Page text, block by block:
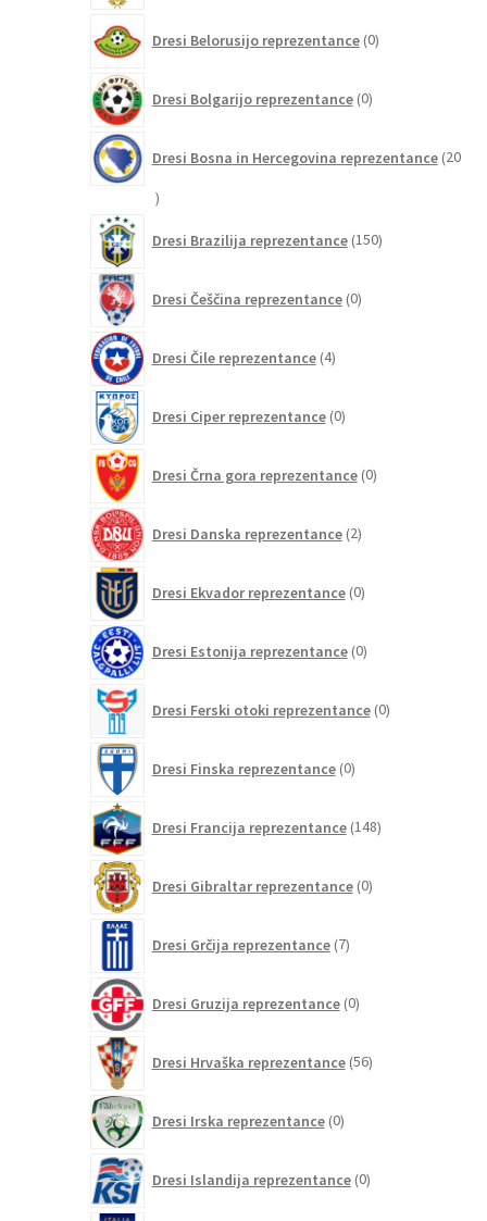
Dresi Belorusijo reprezentance 0izdelkov
Dresi Bolgarijo reprezentance 0izdelkov
Dresi Bosna in Hercegovina reprezentance 20
20
Dresi Brazilija reprezentance 150izdelkov
Dresi Češčina reprezentance 0izdelkov
Dresi Čile reprezentance 4izdelki
Dresi Ciper reprezentance 0izdelkov
Dresi Črna gora reprezentance 0izdelkov
Dresi Danska reprezentance 2izdelka
Dresi Ekvador reprezentance 0izdelkov
Dresi Estonija reprezentance 0izdelkov
Dresi Ferski otoki reprezentance 0izdelkov
Dresi Finska reprezentance 0izdelkov
Dresi Francija reprezentance 148izdelkov
Dresi Gibraltar reprezentance 0izdelkov
Dresi Grčija reprezentance 7izdelkov
Dresi Gruzija reprezentance 0izdelkov
Dresi Hrvaška reprezentance 56izdelkov
Dresi Irska reprezentance 0izdelkov
Dresi Islandija reprezentance 0izdelkov